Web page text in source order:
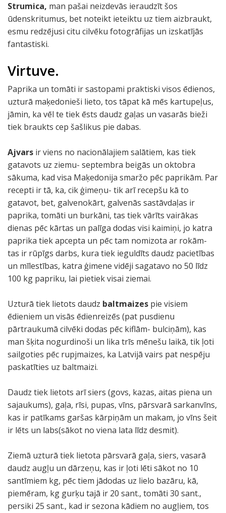
Strumica, man pašai neizdevās ieraudzīt šos
ūdenskritumus, bet noteikt ieteiktu uz tiem aizbraukt,
esmu redzējusi citu cilvēku fotogrāfijas un izskatījās
fantastiski.
Virtuve.
Paprika un tomāti ir sastopami praktiski visos ēdienos,
uzturā maķedonieši lieto, tos tāpat kā mēs kartupeļus,
jāmin, ka vēl te tiek ēsts daudz gaļas un vasarās bieži
tiek braukts cep šašlikus pie dabas.
Ajvars ir viens no nacionālajiem salātiem, kas tiek
gatavots uz ziemu- septembra beigās un oktobra
sākuma, kad visa Maķedonija smaržo pēc paprikām. Par
recepti ir tā, ka, cik ģimeņu- tik arī recepšu kā to
gatavot, bet, galvenokārt, galvenās sastāvdaļas ir
paprika, tomāti un burkāni, tas tiek vārīts vairākas
dienas pēc kārtas un palīga dodas visi kaimiņi, jo katra
paprika tiek apcepta un pēc tam nomizota ar rokām-
tas ir rūpīgs darbs, kura tiek ieguldīts daudz pacietības
un mīlestības, katra ģimene vidēji sagatavo no 50 līdz
100 kg papriku, lai pietiek visai ziemai.
Uzturā tiek lietots daudz baltmaizes pie visiem
ēdieniem un visās ēdienreizēs (pat pusdienu
pārtraukumā cilvēki dodas pēc kiflām- bulciņām), kas
man šķita nogurdinoši un lika trīs mēnešu laikā, tik ļoti
sailgoties pēc rupjmaizes, ka Latvijā vairs pat nespēju
paskatīties uz baltmaizi.
Daudz tiek lietots arī siers (govs, kazas, aitas piena un
sajaukums), gaļa, rīsi, pupas, vīns, pārsvarā sarkanvīns,
kas ir patīkams garšas kārpiņām un makam, jo vīns šeit
ir lēts un labs(sākot no viena lata līdz desmit).
Ziemā uzturā tiek lietota pārsvarā gaļa, siers, vasarā
daudz augļu un dārzeņu, kas ir ļoti lēti sākot no 10
santīmiem kg, pēc tiem jādodas uz lielo bazāru, kā,
piemēram, kg gurķu tajā ir 20 sant., tomāti 30 sant.,
persiki 25 sant., kad ir sezona kādiem no augļiem, tos